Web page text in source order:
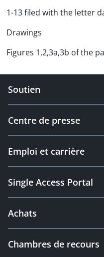
1-13 filed with the letter
Drawings
Figures 1,2,3a,3b of the
Soutien
Centre de presse
Emploi et carrière
Single Access Portal
Achats
Chambres de recours